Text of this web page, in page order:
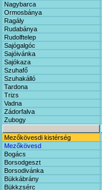
Nagybarca
Ormosbánya
Ragály
Rudabánya
Rudolftelep
Sajógalgóc
Sajóivánka
Sajókaza
Szuhafő
Szuhakálló
Tardona
Trizs
Vadna
Zádorfalva
Zubogy
Mezőkövesdi kistérség
Mezőkövesd
Bogács
Borsodgeszt
Borsodivánka
Bükkábrány
Bükkzsérc